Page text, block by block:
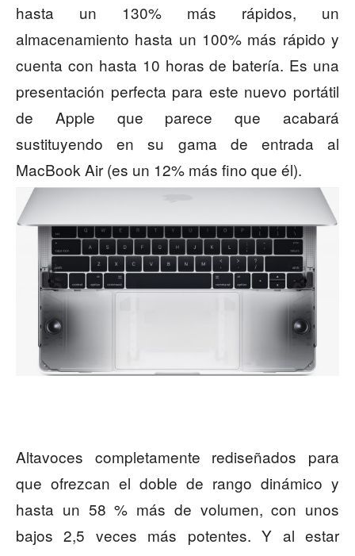
hasta un 130% más rápidos, un
almacenamiento hasta un 100% más rápido y
cuenta con hasta 10 horas de batería. Es una
presentación perfecta para este nuevo portátil
de Apple que parece que acabará
sustituyendo en su gama de entrada al
MacBook Air (es un 12% más fino que él).
Altavoces completamente rediseñados para
que ofrezcan el doble de rango dinámico y
hasta un 58 % más de volumen, con unos
bajos 2,5 veces más potentes. Y al estar